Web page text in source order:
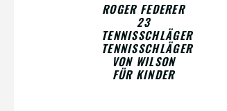
ROGER FEDERER
23
TENNISSCHLÄGER
TENNISSCHLÄGER
VON WILSON
FÜR KINDER